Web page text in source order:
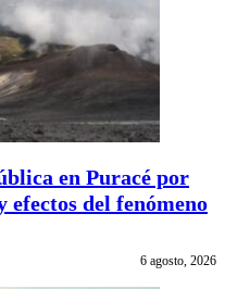
en Puracé por
efectos del fenómeno
6 agosto, 2026